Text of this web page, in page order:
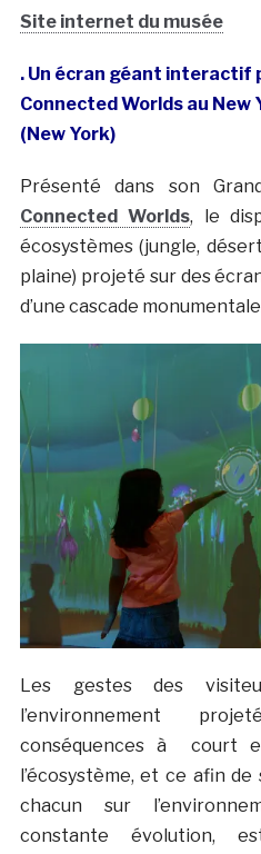
Site internet du musée
. Un écran géant interactif
Connected Worlds au New
(New York)
Présenté dans son
Connected Worlds, le
écosystèmes (jungle,
plaine) projeté sur des
d’une cascade
Les gestes des
l’environnement
conséquences à court
l’écosystème, et ce afin
chacun sur
constante évolution,